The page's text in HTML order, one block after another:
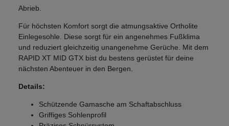
Abrieb.
Für höchsten Komfort sorgt die atmungsaktive Ortholite
Einlegesohle. Diese sorgt für ein angenehmes Fußklima
und reduziert gleichzeitig unangenehme Gerüche. Mit dem
RAPID XT MID GTX bist du bestens gerüstet für deine
nächsten Abenteuer in den Bergen.
Details:
Schützende Gamasche am Schaftabschluss
Griffiges Sohlenprofil